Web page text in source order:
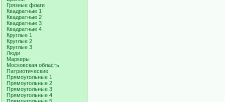
Грязные флаги
Квадратные 1
Квадратные 2
Квадратные 3
Квадратные 4
Круглые 1
Круглые 2
Круглые 3
Люди
Маркеры
Московская область
Патриотические
Прямоугольные 1
Прямоугольные 2
Прямоугольные 3
Прямоугольные 4